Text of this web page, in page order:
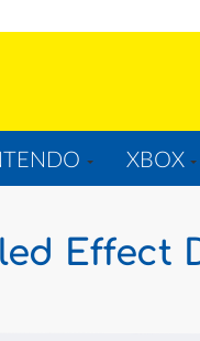
XBOX
Effect